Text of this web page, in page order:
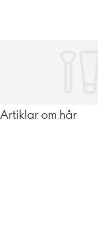
Artiklar om hår